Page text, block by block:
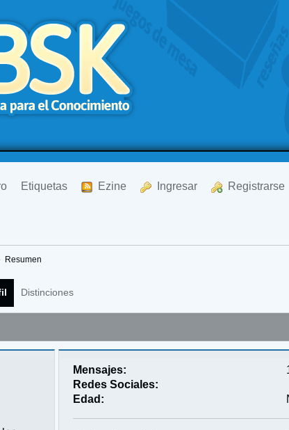
Etiquetas Ezine Ingresar Registrarse
Resumen
Distinciones
Mensajes:
Redes Sociales:
Edad: